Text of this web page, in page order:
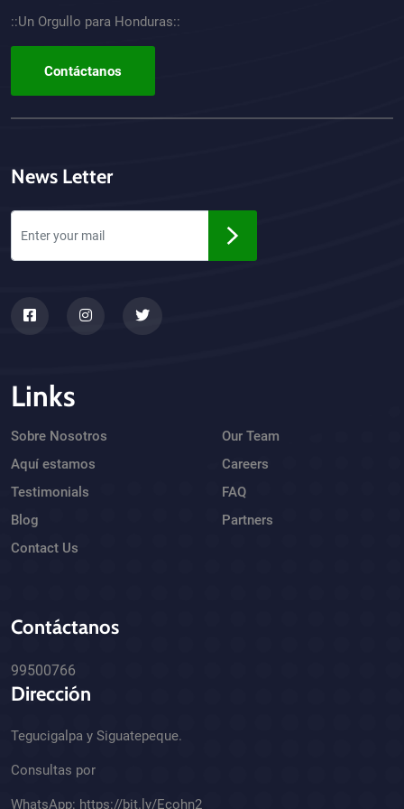
::Un Orgullo para Honduras::
Contáctanos
News Letter
Links
Sobre Nosotros
Aquí estamos
Testimonials
Blog
Contact Us
Our Team
Careers
FAQ
Partners
Contáctanos
99500766
Dirección
Tegucigalpa y Siguatepeque.
Consultas por
WhatsApp: https://bit.ly/Ecohn2